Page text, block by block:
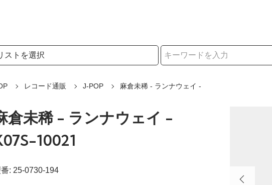
リストの選択
レコード通販 J-POP 麻倉未稀 - ランナウェイ -
倉未稀 - ランナウェイ -
10021
: 25-0730-194